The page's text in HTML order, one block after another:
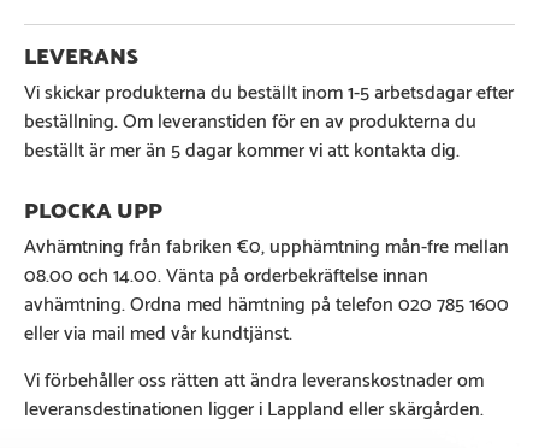
Vi skickar produkterna du beställt inom 1-5 arbetsdagar efter
beställning. Om leveranstiden för en av produkterna du
beställt är mer än 5 dagar kommer vi att kontakta dig.
Avhämtning från fabriken €0, upphämtning mån-fre mellan
08.00 och 14.00. Vänta på orderbekräftelse innan
avhämtning. Ordna med hämtning på telefon 020 785 1600
eller via mail med vår kundtjänst.
Vi förbehåller oss rätten att ändra leveranskostnader om
leveransdestinationen ligger i Lappland eller skärgården.